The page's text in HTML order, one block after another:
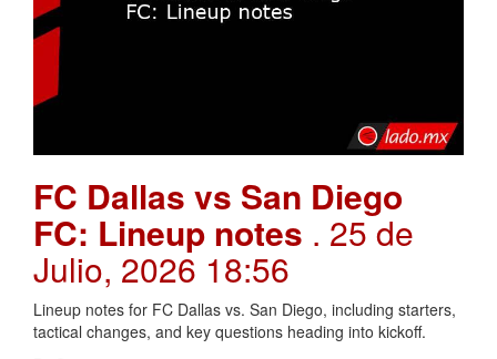
FC Dallas vs San Diego
FC: Lineup notes . 25 de
Julio, 2026 18:56
Lineup notes for FC Dallas vs. San Diego, including starters,
tactical changes, and key questions heading into kickoff.